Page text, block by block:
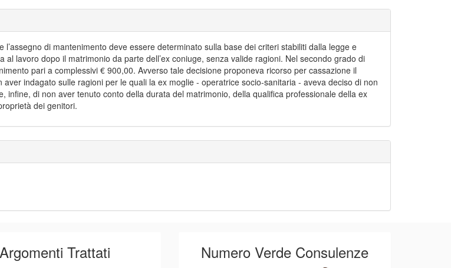
di mantenimento deve essere determinato sulla base dei criteri stabiliti dalla legge e
lavoro dopo il matrimonio da parte dell’ex coniuge, senza valide ragioni. Nel secondo grado di
pari a complessivi € 900,00. Avverso tale decisione proponeva ricorso per cassazione il
indagato sulle ragioni per le quali la ex moglie - operatrice socio-sanitaria - aveva deciso di non
di non aver tenuto conto della durata del matrimonio, della qualifica professionale della ex
dei genitori.
Argomenti Trattati Numero Verde Consulenze